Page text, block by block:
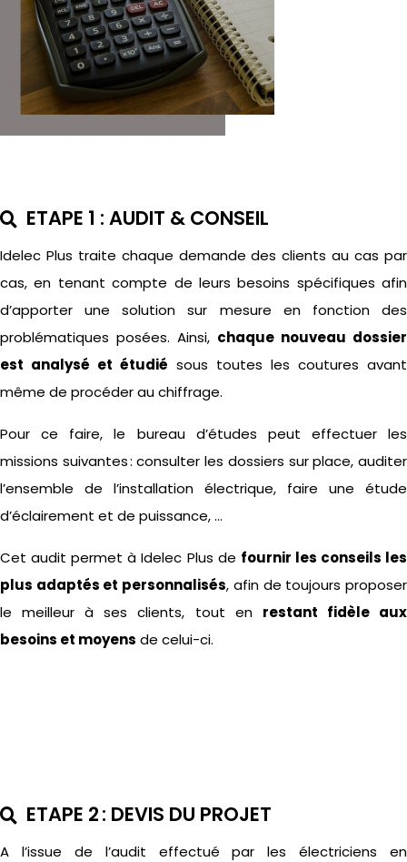
ETAPE 1 : AUDIT & CONSEIL
Idelec Plus traite chaque demande des clients au cas par
cas, en tenant compte de leurs besoins spécifiques afin
d’apporter une solution sur mesure en fonction des
problématiques posées. Ainsi, chaque nouveau dossier
est analysé et étudié sous toutes les coutures avant
même de procéder au chiffrage.
Pour ce faire, le bureau d’études peut effectuer les
missions suivantes : consulter les dossiers sur place, auditer
l’ensemble de l’installation électrique, faire une étude
d’éclairement et de puissance, …
Cet audit permet à Idelec Plus de fournir les conseils les
plus adaptés et personnalisés, afin de toujours proposer
le meilleur à ses clients, tout en restant fidèle aux
besoins et moyens de celui-ci.
ETAPE 2 : DEVIS DU PROJET
A l’issue de l’audit effectué par les électriciens en